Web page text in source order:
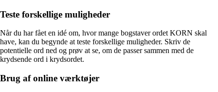
Teste forskellige muligheder
Når du har fået en idé om, hvor mange bogstaver ordet KORN skal
have, kan du begynde at teste forskellige muligheder. Skriv de
potentielle ord ned og prøv at se, om de passer sammen med de
krydsende ord i krydsordet.
Brug af online værktøjer